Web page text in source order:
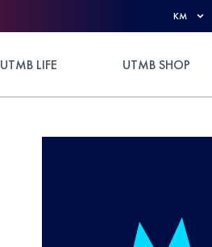
KM
UTMB LIFE UTMB SHOP